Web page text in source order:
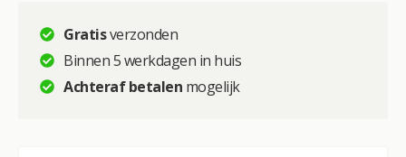
Glasschilderij
aantal
Gratisverzonden
Binnen 5 werkdagen in huis
Achteraf betalen mogelijk